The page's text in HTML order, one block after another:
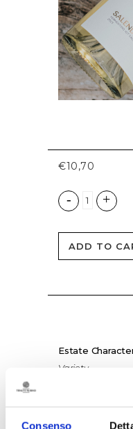
Consenso
€10,70
ADD TO
Estate
Variety
Uggìo-Punta